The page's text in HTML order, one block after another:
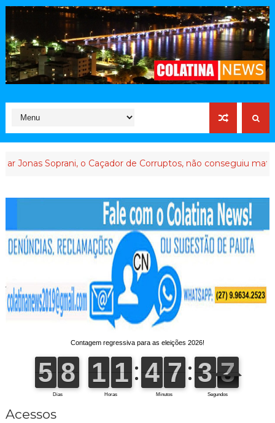
o Caçador de Corruptos, não conseguiu matar sua
Acessos